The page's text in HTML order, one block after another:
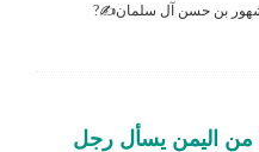
بن حسن آل سلمان✍?
من اليمن يسأل رجل